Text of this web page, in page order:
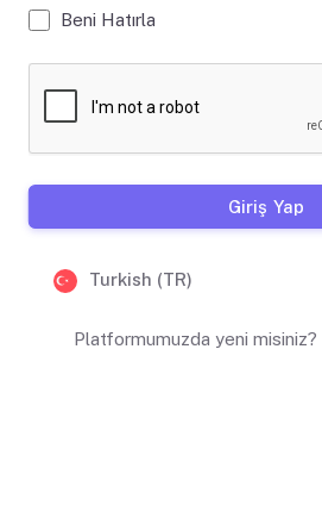
Beni Hatırla
Giriş Yap
Turkish (TR)
Platformumuzda yeni misiniz?